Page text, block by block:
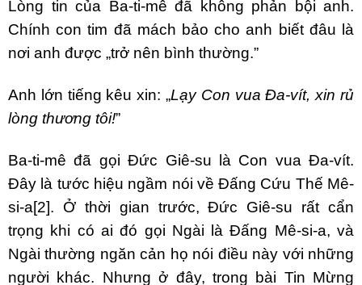
Lòng tin của Ba-ti-mê đã không phản bội anh.
Chính con tim đã mách bảo cho anh biết đâu là
nơi anh được „trở nên bình thường.”
Anh lớn tiếng kêu xin: „Lạy Con vua Đa-vít, xin rủ
lòng thương tôi!”
Ba-ti-mê đã gọi Đức Giê-su là Con vua Đa-vít.
Đây là tước hiệu ngầm nói về Đấng Cứu Thế Mê-
si-a[2]. Ở thời gian trước, Đức Giê-su rất cẩn
trọng khi có ai đó gọi Ngài là Đấng Mê-si-a, và
Ngài thường ngăn cản họ nói điều này với những
người khác. Nhưng ở đây, trong bài Tin Mừng